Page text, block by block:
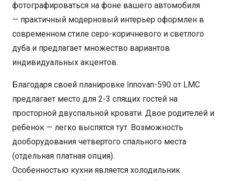
фотографироваться на фоне вашего автомобиля
— практичный модерновый интерьер оформлен в
современном стиле серо-коричневого и светлого
дуба и предлагает множество вариантов
индивидуальных акцентов.
Благодаря своей планировке Innovan-590 от LMC
предлагает место для 2-3 спящих гостей на
просторной двуспальной кровати. Двое родителей и
ребенок — легко выспятся тут. Возможность
дооборудования четвертого спального места
(отдельная платная опция).
Особенностью кухни является холодильник